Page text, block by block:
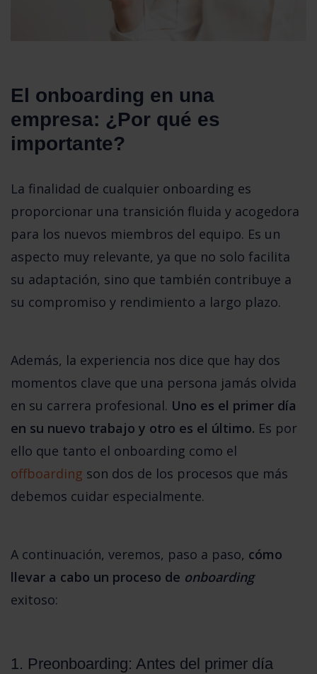
El onboarding en una
empresa: ¿Por qué es
importante?
La finalidad de cualquier onboarding es
proporcionar una transición fluida y acogedora
para los nuevos miembros del equipo. Es un
aspecto muy relevante, ya que no solo facilita
su adaptación, sino que también contribuye a
su compromiso y rendimiento a largo plazo.
Además, la experiencia nos dice que hay dos
momentos clave que una persona jamás olvida
en su carrera profesional. Uno es el primer día
en su nuevo trabajo y otro es el último. Es por
offboarding son dos de los procesos que más
debemos cuidar especialmente.
A continuación, veremos, paso a paso, cómo
llevar a cabo un proceso de onboarding
exitoso:
1. Preonboarding: Antes del primer día